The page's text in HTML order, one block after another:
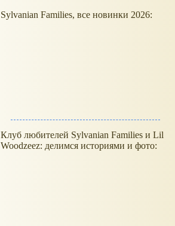
Sylvanian Families, все новинки 2026:
Клуб любителей Sylvanian Families и Lil
Woodzeez: делимся историями и фото: